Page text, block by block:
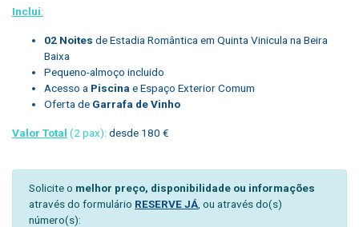
Inclui:
02 Noites de Estadia Romântica em Quinta Vinicula na Beira
Baixa
Pequeno-almoço incluido
Acesso a Piscina e Espaço Exterior Comum
Oferta de Garrafa de Vinho
Valor Total (2 pax): desde 180 €
Solicite o melhor preço, disponibilidade ou informações
através do formulário RESERVE JÁ , ou através do(s)
número(s):